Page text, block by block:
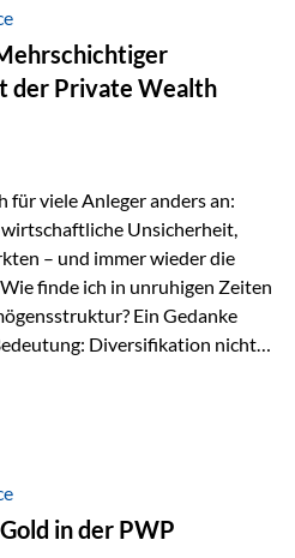
2025 war ein außergewöhnlich
Durchschnitt über alle
zeigt sich ebenfalls ein
der Private Wealth
für viele Anleger anders an:
Unsicherheit,
– und immer wieder die
finde ich in unruhigen Zeiten
Ein Gedanke
Diversifikation nicht
in einem Rechtsraum
außerhalb der EU, ohne
Rechts- und Finanzplatz.
der 3-Zellenschutz an –…
in der PWP